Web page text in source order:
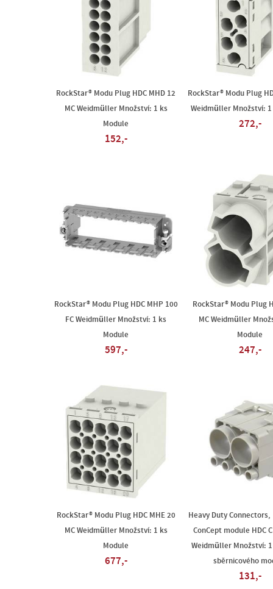
RockStar® Modu Plug HDC MHD 12
MC Weidmüller Množství: 1 ks
Module
152,-
RockStar® Modu Plug
Weidmüller Množství:
272,-
RockStar® Modu Plug HDC MHP 100
FC Weidmüller Množství: 1 ks
Module
597,-
RockStar® Modu Plug
MC Weidmüller
Module
247,-
RockStar® Modu Plug HDC MHE 20
MC Weidmüller Množství: 1 ks
Module
677,-
Heavy Duty Connectors,
ConCept module HDC
Weidmüller Množství:
sběrnicového
131,-